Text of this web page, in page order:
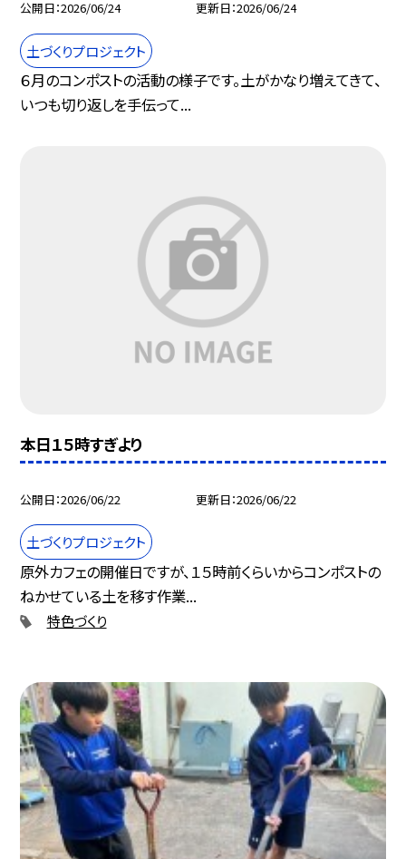
公開日 2026/06/24 更新日 2026/06/24
土づくりプロジェクト
６月のコンポストの活動の様子です。土がかなり増えてきて、
いつも切り返しを手伝って...
本日１５時すぎより
公開日 2026/06/22 更新日 2026/06/22
土づくりプロジェクト
原外カフェの開催日ですが、１５時前くらいからコンポストの
ねかせている土を移す作業...
特色づくり